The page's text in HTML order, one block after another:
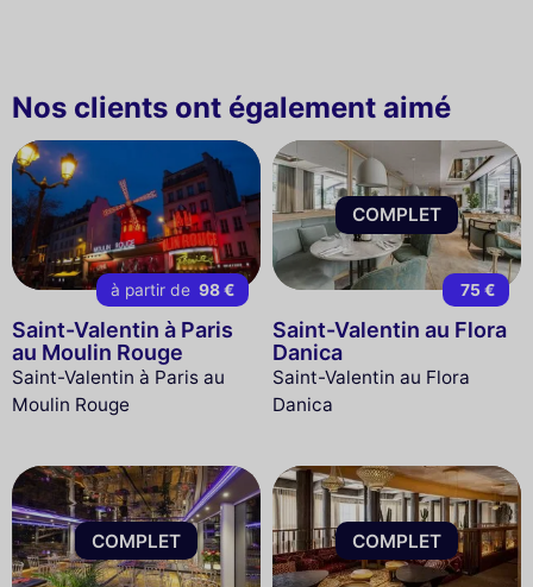
Nos clients ont également aimé
à partir de 98 €
Saint-Valentin à Paris
au Moulin Rouge
Saint-Valentin à Paris au
Moulin Rouge
COMPLET
75 €
Saint-Valentin au Flora
Danica
Saint-Valentin au Flora
Danica
COMPLET COMPLET